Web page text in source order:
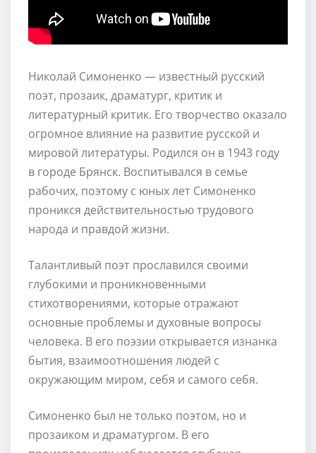
Николай Симоненко — известный русский
поэт, прозаик, драматург, критик и
литературный критик. Его творчество оказало
огромное влияние на развитие русской и
мировой литературы. Родился он в 1943 году
в городе Брянск. Воспитывался в семье
рабочих, поэтому с юных лет Симоненко
проникся действительностью трудового
народа и правдой жизни.
Талантливый поэт прославился своими
глубокими и проникновенными
стихотворениями, которые отражают
основные проблемы и духовные вопросы
человека. В его поэзии открывается изнанка
бытия, взаимоотношения людей с
окружающим миром, себя и самого себя.
Симоненко был не только поэтом, но и
прозаиком и драматургом. В его